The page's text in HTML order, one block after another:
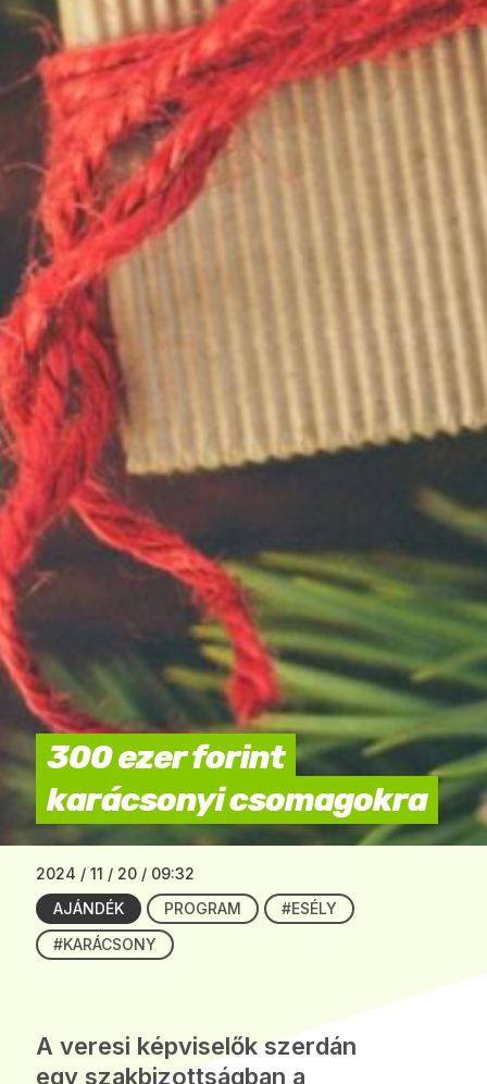
300 ezer forint
karácsonyi csomagokra
2024 / 11 / 20 / 09:32
AJÁNDÉK
PROGRAM
#ESÉLY
#KARÁCSONY
A veresi képviselők szerdán
egy szakbizottságban a